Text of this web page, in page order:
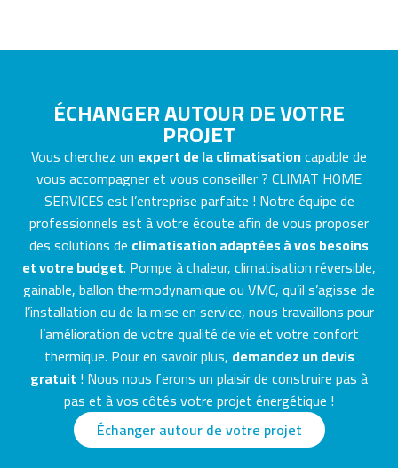
ÉCHANGER AUTOUR DE VOTRE
PROJET
Vous cherchez un expert de la climatisationcapable de
vous accompagner et vous conseiller ? CLIMAT HOME
SERVICES est l’entreprise parfaite ! Notre équipe de
professionnels est à votre écoute afin de vous proposer
des solutions de climatisation adaptées à vos besoins
et votre budget. Pompe à chaleur, climatisation réversible,
gainable, ballon thermodynamique ou VMC, qu’il s’agisse de
l’installation ou de la mise en service, nous travaillons pour
l’amélioration de votre qualité de vie et votre confort
thermique. Pour en savoir plus, demandez un devis
gratuit ! Nous nous ferons un plaisir de construire pas à
pas et à vos côtés votre projet énergétique !
Échanger autour de votre projet